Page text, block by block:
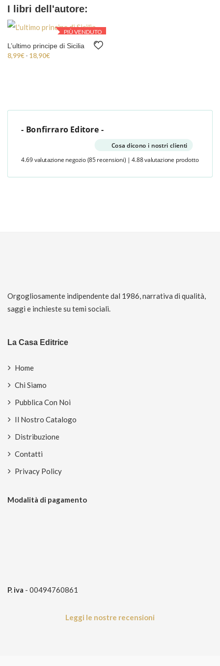
I libri dell'autore:
PIÙ VENDUTO
L’ultimo principe di Sicilia
8,99€- 18,90€
- Bonfirraro Editore -
Cosa dicono i nostri clienti
4.69 valutazione negozio (85 recensioni) | 4.88 valutazione prodotto
Orgogliosamente indipendente dal 1986, narrativa di qualità,
saggi e inchieste su temi sociali.
La Casa Editrice
Home
Chi Siamo
Pubblica Con Noi
Il Nostro Catalogo
Distribuzione
Contatti
Privacy Policy
Modalità di pagamento
P. iva - 00494760861
Leggi le nostre recensioni